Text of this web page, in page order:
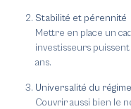
Stabilité et pérennité
Mettre en place un
investisseurs
ans.
Universalité du régime
Couvrir aussi bien le